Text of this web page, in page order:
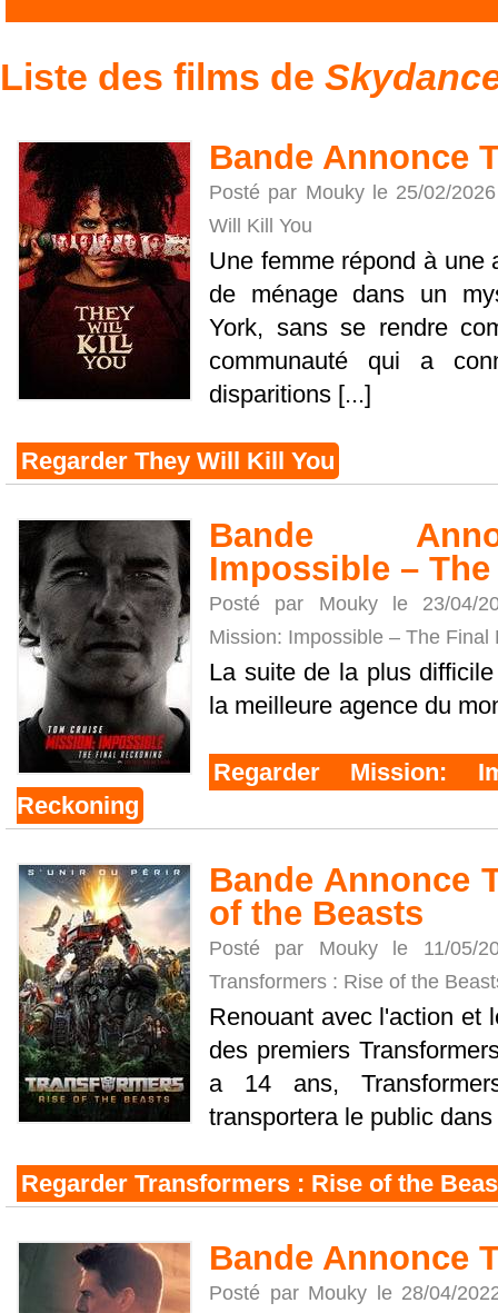
Liste des films de
Bande Annonce
Posté par Mouky le 25/02/
Will Kill You
Une femme répond à une
de ménage dans un
York, sans se rendre
communauté qui a
disparitions [...]
Regarder They Will Kill You
Bande
Impossible –
Posté par Mouky le 23/04/
Mission: Impossible – The Final
La suite de la plus
la meilleure agence du
Regarder Mission:
Reckoning
Bande Annonce
of the Beasts
Posté par Mouky le 11/05/
Transformers : Rise of the
Renouant avec l'action et
des premiers
a 14 ans,
transportera le public
Regarder Transformers : Rise of the
Bande Annonce
Posté par Mouky le 28/04/